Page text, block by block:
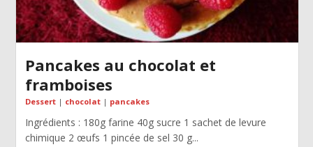
Pancakes au chocolat et
framboises
Dessert| chocolat| pancakes
Ingrédients : 180g farine 40g sucre 1 sachet de levure
chimique 2 œufs 1 pincée de sel 30 g...